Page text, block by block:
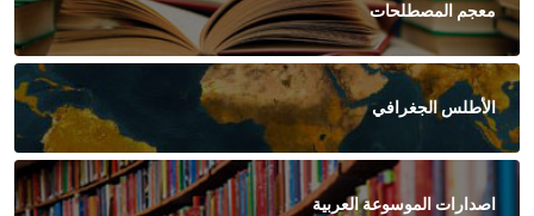
معجم المصطلحات
الأطلس الجغرافي
اصدارات الموسوعة العربية